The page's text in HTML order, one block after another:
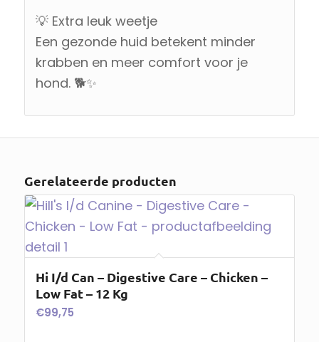
💡 Extra leuk weetje
Een gezonde huid betekent minder
krabben en meer comfort voor je
hond. 🐕✨
Gerelateerde producten
Hi I/d Can – Digestive Care – Chicken –
Low Fat – 12 Kg
€99,75